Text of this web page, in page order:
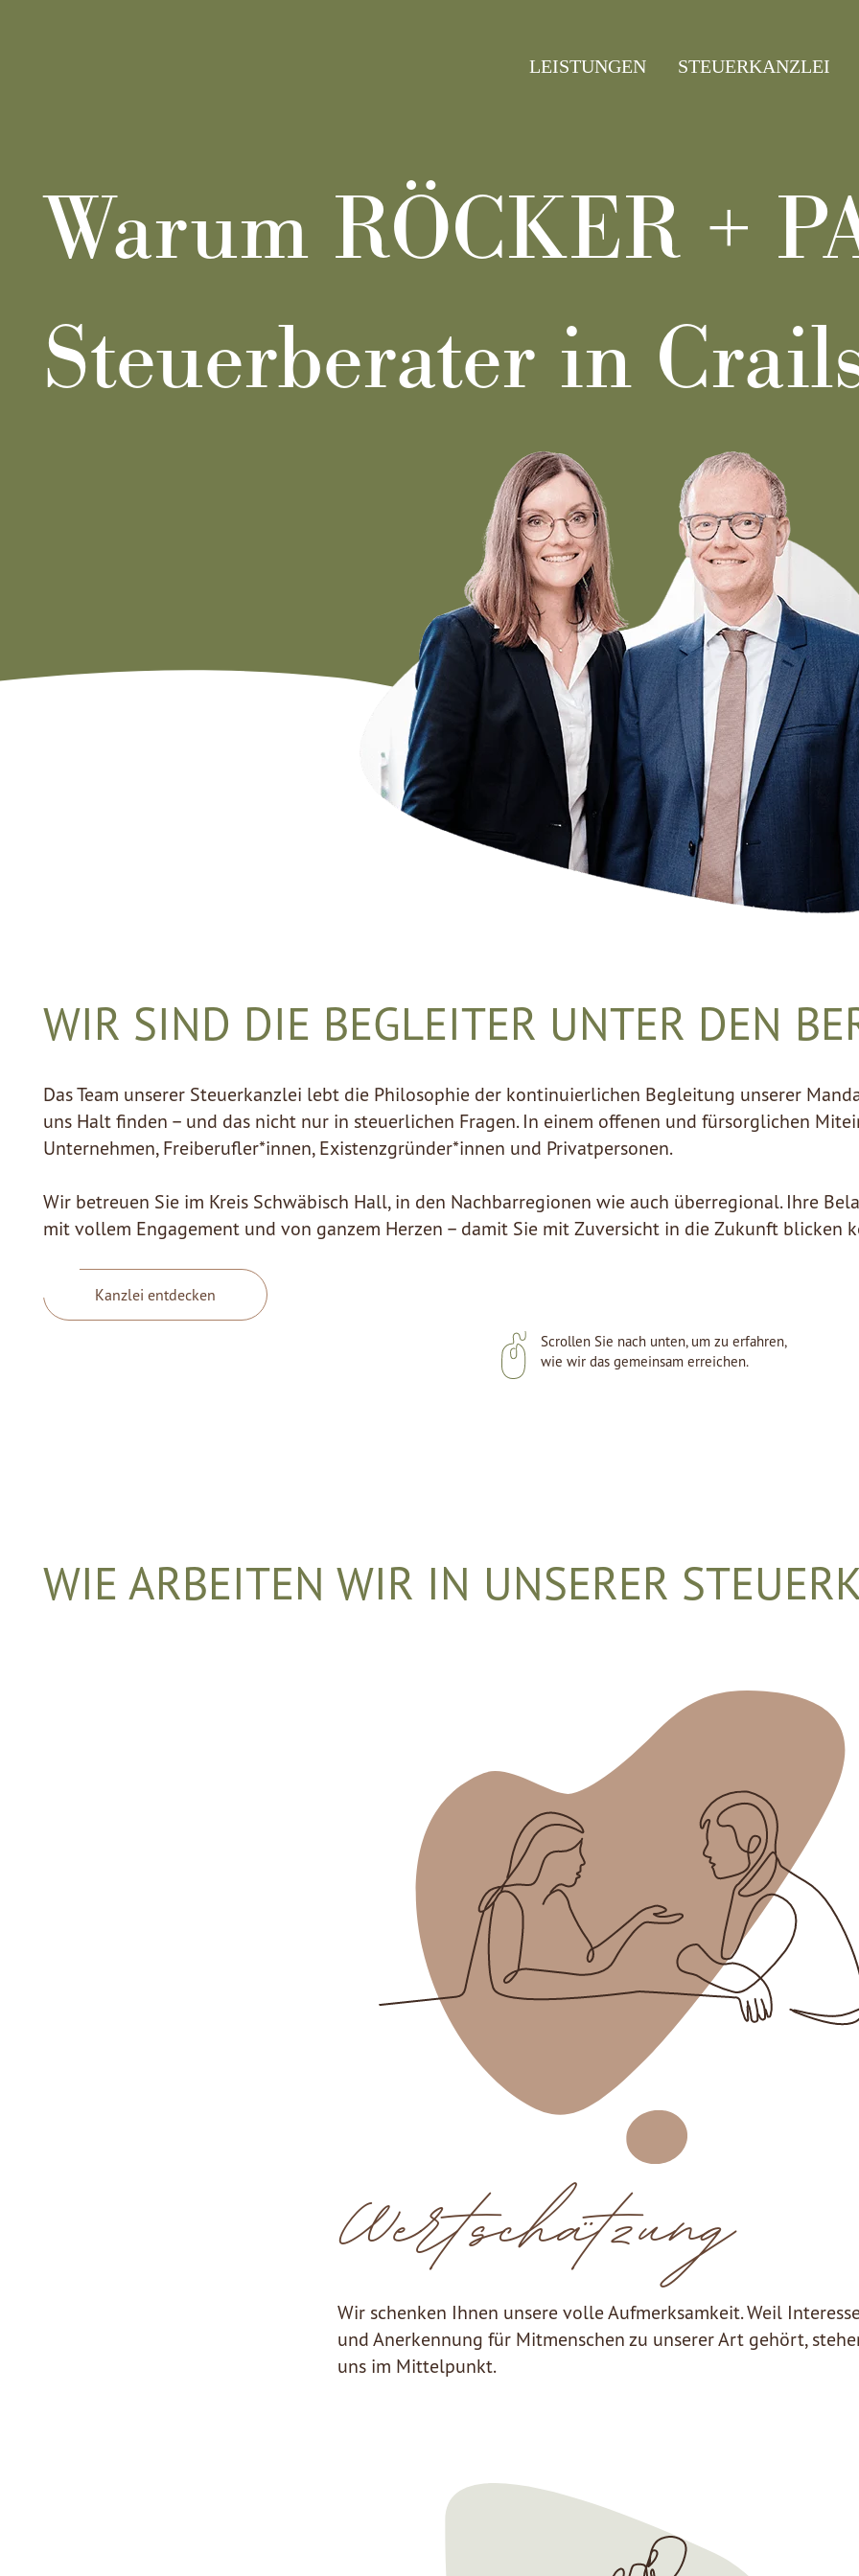
LEISTUNGEN STEUERKANZLEI
Warum RÖCKER +
Steuerberater in
WIR SIND DIE BEGLEITER UNTER DEN
Das Team unserer Steuerkanzlei lebt die Philosophie der kontinuierlichen Begleitung unserer
uns Halt finden – und das nicht nur in steuerlichen Fragen. In einem offenen und fürsorglichen
Unternehmen, Freiberufler*innen, Existenzgründer*innen und Privatpersonen.
Wir betreuen Sie im Kreis Schwäbisch Hall, in den Nachbarregionen wie auch überregional. Ihre
mit vollem Engagement und von ganzem Herzen – damit Sie mit Zuversicht in die Zukunft blicken
Kanzlei entdecken
Scrollen Sie nach unten, um zu erfahren,
wie wir das gemeinsam erreichen.
WIE ARBEITEN WIR IN UNSERER
Wertschätzung
Wir schenken Ihnen unsere volle Aufmerksamkeit. Weil
und Anerkennung für Mitmenschen zu unserer Art gehört,
uns im Mittelpunkt.